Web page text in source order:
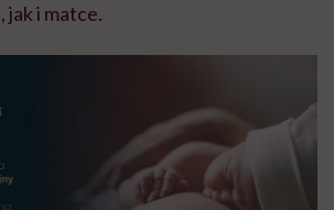
jak i matce.